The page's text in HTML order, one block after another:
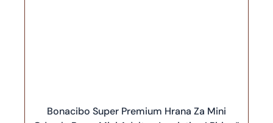
Bonacibo Super Premium Hrana Za Mini